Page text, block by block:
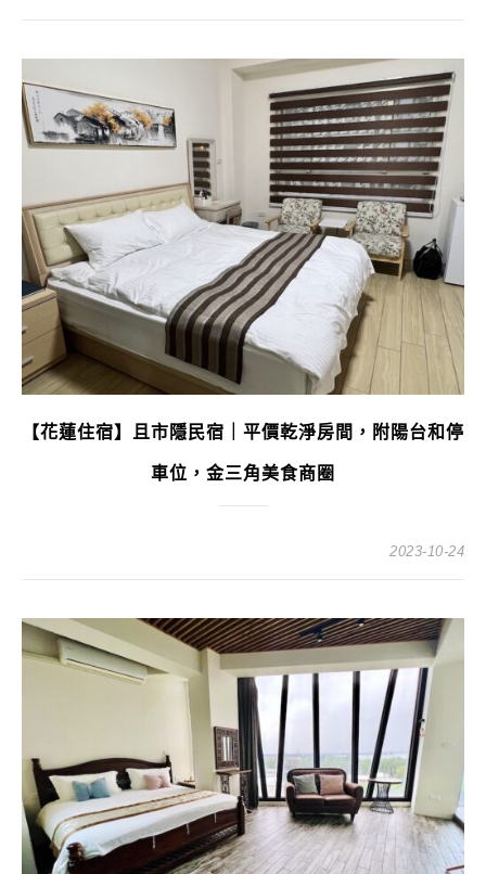
【花蓮住宿】且市隱民宿｜平價乾淨房間，附陽台和停
車位，金三角美食商圈
2023-10-24